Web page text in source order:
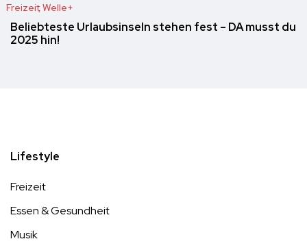
Freizeit Welle+
Beliebteste Urlaubsinseln stehen fest – DA musst du
2025 hin!
Lifestyle
Freizeit
Essen & Gesundheit
Musik